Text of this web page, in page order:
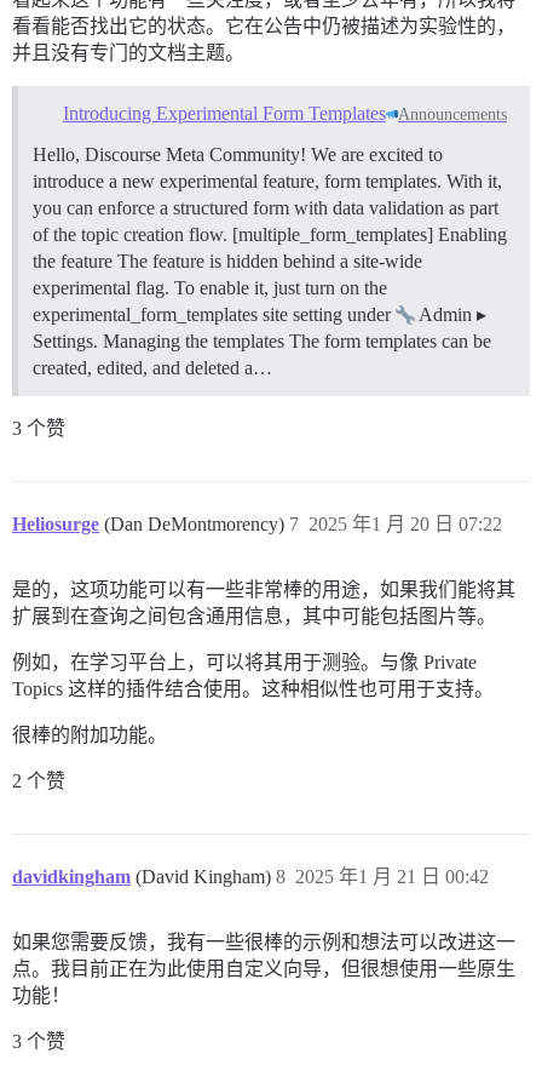
看看能否找出它的状态。它在公告中仍被描述为实验性的，
并且没有专门的文档主题。
Introducing Experimental Form Templates Announcements
Hello, Discourse Meta Community! We are excited to
introduce a new experimental feature, form templates. With it,
you can enforce a structured form with data validation as part
of the topic creation flow. [multiple_form_templates] Enabling
the feature The feature is hidden behind a site-wide
experimental flag. To enable it, just turn on the
experimental_form_templates site setting under
Admin ▸
Settings. Managing the templates The form templates can be
created, edited, and deleted a…
3 个赞
Heliosurge (Dan DeMontmorency) 2025 年1 月 20 日 07:22
7
是的，这项功能可以有一些非常棒的用途，如果我们能将其
扩展到在查询之间包含通用信息，其中可能包括图片等。
例如，在学习平台上，可以将其用于测验。与像 Private
Topics 这样的插件结合使用。这种相似性也可用于支持。
很棒的附加功能。
2 个赞
davidkingham (David Kingham) 2025 年1 月 21 日 00:42
8
如果您需要反馈，我有一些很棒的示例和想法可以改进这一
点。我目前正在为此使用自定义向导，但很想使用一些原生
功能！
3 个赞